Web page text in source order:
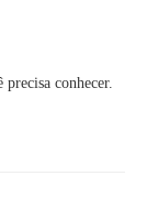
conhecer.